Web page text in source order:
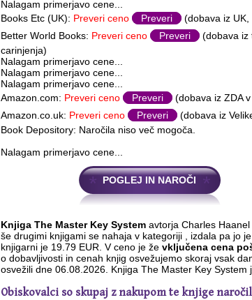
Nalagam primerjavo cene...
Books Etc (UK): Preveri ceno Preveri
(dobava iz
Better World Books: Preveri ceno Preveri
(dobava iz
carinjenja)
Nalagam primerjavo cene...
Nalagam primerjavo cene...
Nalagam primerjavo cene...
Amazon.com: Preveri ceno Preveri
(dobava iz ZDA
Amazon.co.uk: Preveri ceno Preveri
(dobava iz
Book Depository: Naročila niso več mogoča.
Nalagam primerjavo cene...
POGLEJ IN NAROČI
Knjiga The Master Key System avtorja Charles
še drugimi knjigami se nahaja v kategoriji , izdala pa jo
knjigarni je 19.79 EUR. V ceno je že vključena cena
o dobavljivosti in cenah knjig osvežujemo skoraj vsak
osvežili dne 06.08.2026. Knjiga The Master Key System
Obiskovalci so skupaj z nakupom te knjige